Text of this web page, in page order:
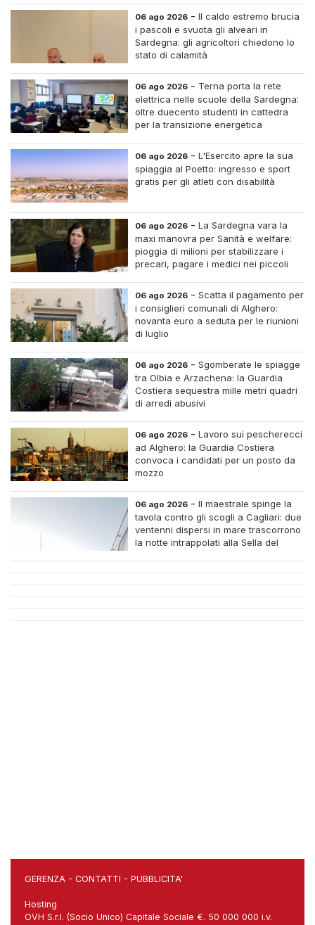
06 ago 2026 -Il caldo estremo brucia
i pascoli e svuota gli alveari in
Sardegna: gli agricoltori chiedono lo
stato di calamità
06 ago 2026 - Terna porta la rete
elettrica nelle scuole della Sardegna:
oltre duecento studenti in cattedra
per la transizione energetica
06 ago 2026 -L'Esercito apre la sua
spiaggia al Poetto: ingresso e sport
gratis per gli atleti con disabilità
06 ago 2026 -La Sardegna vara la
maxi manovra per Sanità e welfare:
pioggia di milioni per stabilizzare i
precari, pagare i medici nei piccoli
06 ago 2026 -Scatta il pagamento per
i consiglieri comunali di Alghero:
novanta euro a seduta per le riunioni
di luglio
06 ago 2026 -Sgomberate le spiagge
tra Olbia e Arzachena: la Guardia
Costiera sequestra mille metri quadri
di arredi abusivi
06 ago 2026 -Lavoro sui pescherecci
ad Alghero: la Guardia Costiera
convoca i candidati per un posto da
mozzo
06 ago 2026 -Il maestrale spinge la
tavola contro gli scogli a Cagliari: due
ventenni dispersi in mare trascorrono
la notte intrappolati alla Sella del
GERENZA - CONTATTI - PUBBLICITA'
Hosting
OVH S.r.l. (Socio Unico) Capitale Sociale €. 50 000 000 i.v.